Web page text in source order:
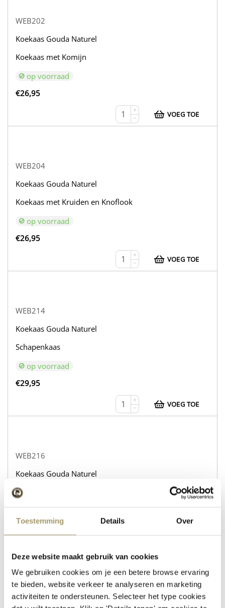
Toestemming Details Over
Deze website maakt gebruik van cookies
We gebruiken cookies om je een betere browse ervaring
te bieden, website verkeer te analyseren en marketing
activiteiten te ondersteunen. Selecteer het type cookies
WEB202
Koekaas Gouda Naturel
Koekaas met Komijn
op voorraad
€26,95
+
−
VOEG TOE
WEB204
Koekaas Gouda Naturel
Koekaas met Kruiden en Knoflook
op voorraad
€26,95
+
−
VOEG TOE
WEB214
Koekaas Gouda Naturel
Schapenkaas
op voorraad
€29,95
+
−
VOEG TOE
WEB216
Koekaas Gouda Naturel
Schapenkaas Rozemarijn Tijm
WEB232